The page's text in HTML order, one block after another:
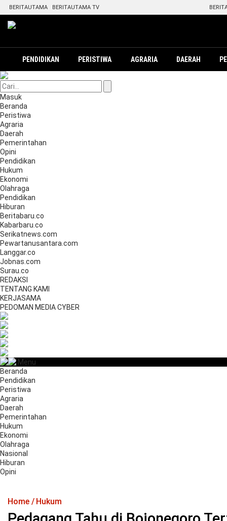
BERITAUTAMA BERITAUTAMA TV
PENDIDIKAN PERISTIWA AGRARIA DAERAH
Masuk
Beranda
Peristiwa
Agraria
Daerah
Pemerintahan
Opini
Pendidikan
Hukum
Ekonomi
Olahraga
Pendidikan
Hiburan
Beritabaru.co
Kabarbaru.co
Serikatnews.com
Pewartanusantara.com
Langgar.co
Jobnas.com
Surau.co
REDAKSI
TENTANG KAMI
KERJASAMA
PEDOMAN MEDIA CYBER
Menu
Beranda
Pendidikan
Peristiwa
Agraria
Daerah
Pemerintahan
Hukum
Ekonomi
Olahraga
Nasional
Hiburan
Opini
Home Hukum